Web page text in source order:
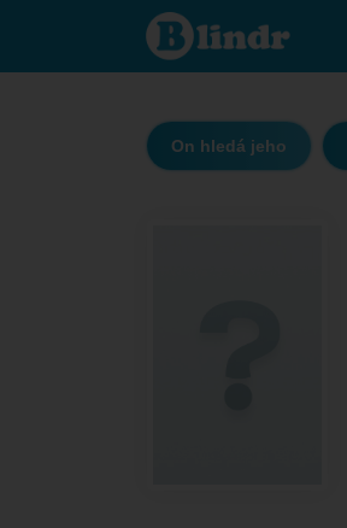
Srnka45
- On
hledá
Trnava
On hledá jeho